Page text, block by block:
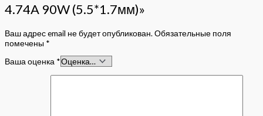
4.74A 90W (5.5*1.7мм)»
Ваш адрес email не будет опубликован.Обязательные поля
помечены *
Ваша оценка *